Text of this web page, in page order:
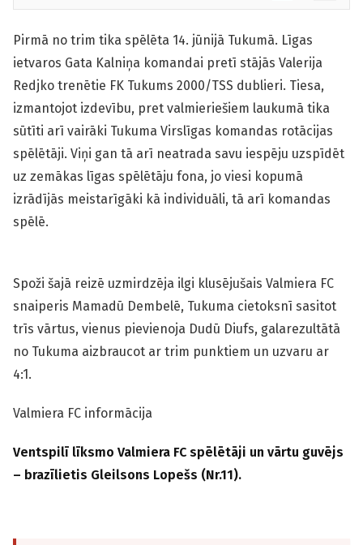
Pirmā no trim tika spēlēta 14. jūnijā Tukumā. Līgas
ietvaros Gata Kalniņa komandai pretī stājās Valerija
Redjko trenētie FK Tukums 2000/TSS dublieri. Tiesa,
izmantojot izdevību, pret valmieriešiem laukumā tika
sūtīti arī vairāki Tukuma Virslīgas komandas rotācijas
spēlētāji. Viņi gan tā arī neatrada savu iespēju uzspīdēt
uz zemākas līgas spēlētāju fona, jo viesi kopumā
izrādījās meistarīgāki kā individuāli, tā arī komandas
spēlē.
Spoži šajā reizē uzmirdzēja ilgi klusējušais Valmiera FC
snaiperis Mamadū Dembelē, Tukuma cietoksnī sasitot
trīs vārtus, vienus pievienoja Dudū Diufs, galarezultātā
no Tukuma aizbraucot ar trim punktiem un uzvaru ar
4:1.
Valmiera FC informācija
Ventspilī līksmo Valmiera FC spēlētāji un vārtu guvējs
– brazīlietis Gleilsons Lopešs (Nr.11).